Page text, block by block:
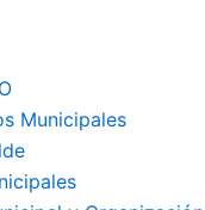
Municipales